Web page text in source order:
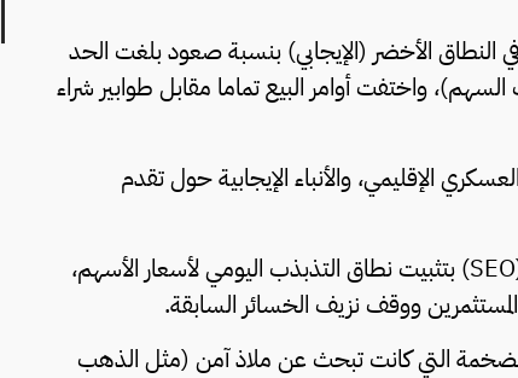
النطاق الأخضر (الإيجابي) بنسبة صعود بلغت الحد
أو +5% حسب تصنيف السهم)، واختفت أوامر البيع تماما مقابل طوابير شراء
الإقليمي، والأنباء الإيجابية حول تقدم
وقد ساهم قرار مؤسسة البورصة والأوراق المالية الإيرانية (SEO) بتثبيت نطاق التذبذب اليومي لأسعار الأسهم،
ووقف نزيف الخسائر السابقة.
التي كانت تبحث عن ملاذ آمن (مثل الذهب